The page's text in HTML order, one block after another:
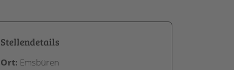
Stellendetails
Ort: Emsbüren